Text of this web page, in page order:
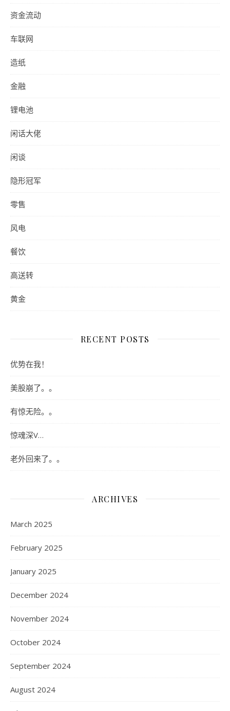
资金流动
车联网
造纸
金融
锂电池
闲话大佬
闲谈
隐形冠军
零售
风电
餐饮
高送转
黄金
RECENT POSTS
优势在我！
美股崩了。。
有惊无险。。
惊魂深V…
老外回来了。。
ARCHIVES
March 2025
February 2025
January 2025
December 2024
November 2024
October 2024
September 2024
August 2024